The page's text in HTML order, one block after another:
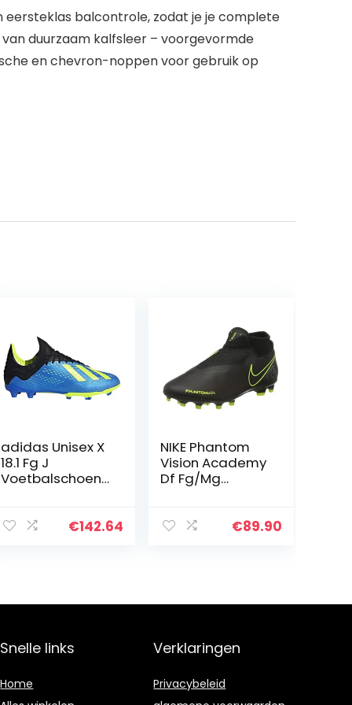
eersteklas balcontrole, zodat je je complete
duurzaam kalfsleer – voorgevormde
en chevron-noppen voor gebruik op
adidas Unisex X
18.1 Fg J
Voetbalschoene
€142.64
NIKE Phantom
Vision Academy
Df Fg/Mg
Voetbalschoene
€89.90
Snelle links
Home
Verklaringen
Privacybeleid